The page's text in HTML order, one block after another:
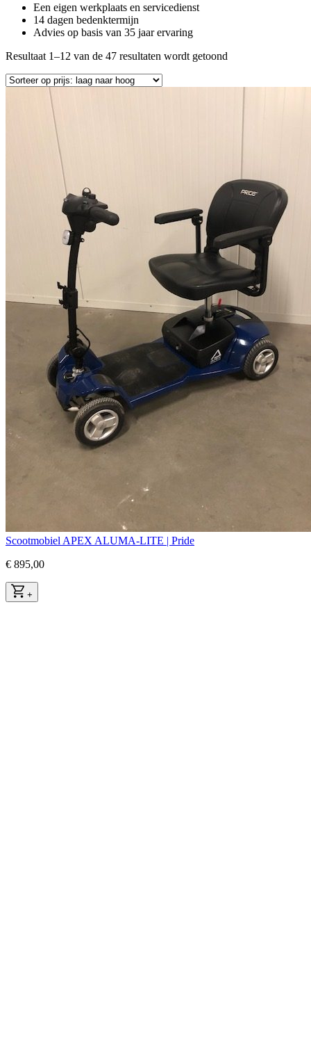
Een eigen werkplaats en servicedienst
14 dagen bedenktermijn
Advies op basis van 35 jaar ervaring
Resultaat 1–12 van de 47 resultaten wordt getoond
Scootmobiel APEX ALUMA-LITE | Pride
€ 895,00
+